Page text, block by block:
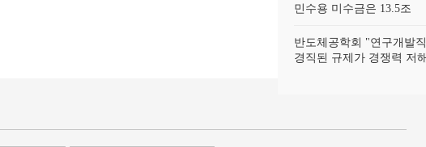
민수용 미수금은 13.5조
반도체공학회 "연구개발
경직된 규제가 경쟁력 저